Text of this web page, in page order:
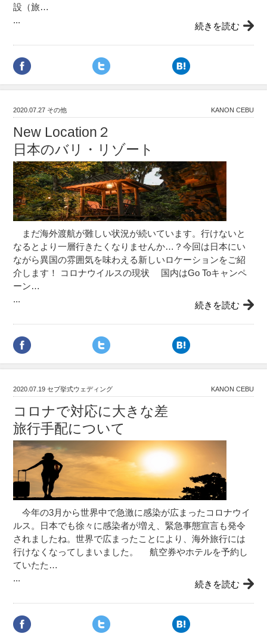
設（旅…
...
続きを読む
2020.07.27 その他 KANON CEBU
New Location２
日本のバリ・リゾート
まだ海外渡航が難しい状況が続いています。行けないと
なるとより一層行きたくなりませんか…？今回は日本にい
ながら異国の雰囲気を味わえる新しいロケーションをご紹
介します！ コロナウイルスの現状 国内はGo Toキャンペ
ーン…
...
続きを読む
2020.07.19 セブ挙式ウェディング KANON CEBU
コロナで対応に大きな差
旅行手配について
今年の3月から世界中で急激に感染が広まったコロナウイ
ルス。日本でも徐々に感染者が増え、緊急事態宣言も発令
されましたね。世界で広まったことにより、海外旅行には
行けなくなってしまいました。 航空券やホテルを予約し
ていたた…
...
続きを読む